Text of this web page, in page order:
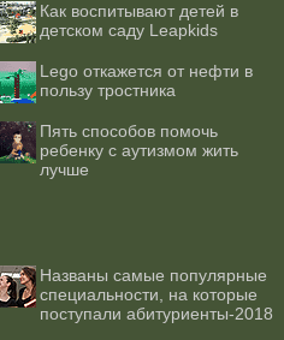
Как воспитывают детей в
детском саду Leapkids
Lego откажется от нефти в
пользу тростника
Пять способов помочь
ребенку с аутизмом жить
лучше
Названы самые популярные
специальности, на которые
поступали абитуриенты-2018